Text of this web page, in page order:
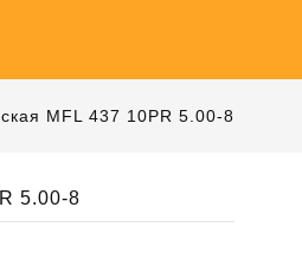
MFL 437 10PR 5.00-8
5.00-8